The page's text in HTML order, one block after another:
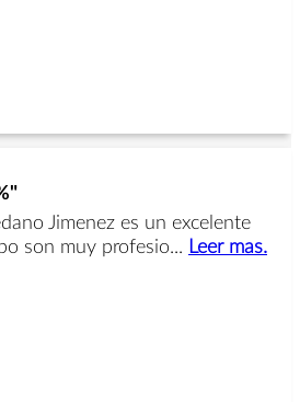
Jimenez es un excelente
son muy profesio... Leer mas.